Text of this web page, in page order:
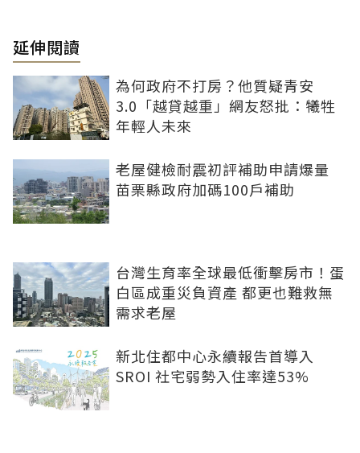
延伸閱讀
為何政府不打房？他質疑青安
3.0「越貸越重」網友怒批：犧牲
年輕人未來
老屋健檢耐震初評補助申請爆量
苗栗縣政府加碼100戶補助
台灣生育率全球最低衝擊房市！蛋
白區成重災負資產 都更也難救無
需求老屋
新北住都中心永續報告首導入
SROI 社宅弱勢入住率達53%